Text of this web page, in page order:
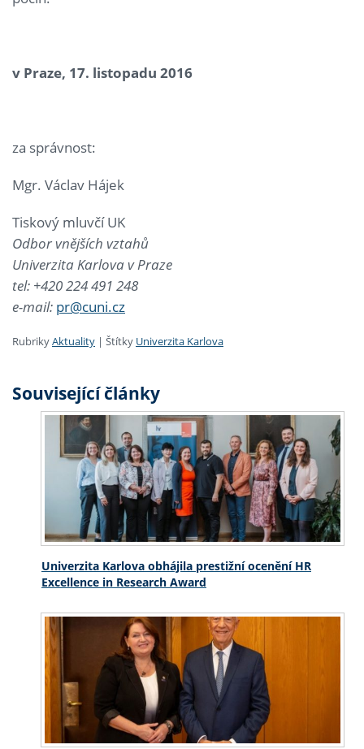
v Praze, 17. listopadu 2016
za správnost:
Mgr. Václav Hájek
Tiskový mluvčí UK
Odbor vnějších vztahů
Univerzita Karlova v Praze
tel: +420 224 491 248
e-mail: pr@cuni.cz
RubrikyAktuality | Štítky Univerzita Karlova
Související články
Univerzita Karlova obhájila prestižní ocenění HR
Excellence in Research Award